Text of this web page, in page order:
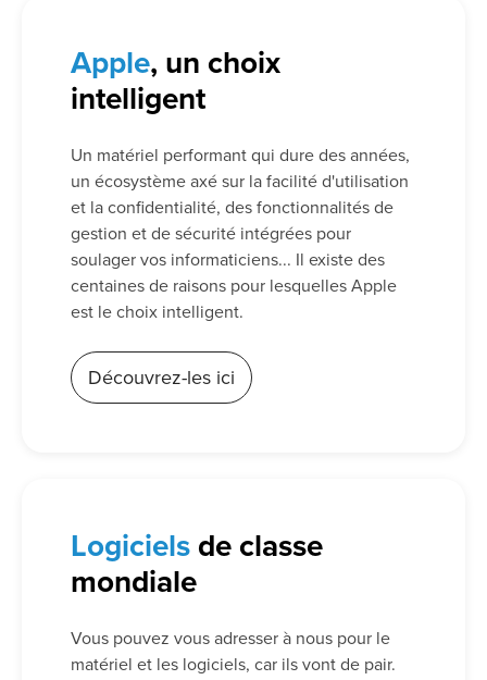
Apple, un choix
intelligent
Un matériel performant qui dure des années,
un écosystème axé sur la facilité d'utilisation
et la confidentialité, des fonctionnalités de
gestion et de sécurité intégrées pour
soulager vos informaticiens... Il existe des
centaines de raisons pour lesquelles Apple
est le choix intelligent.
Découvrez-les ici
Logicielsde classe
mondiale
Vous pouvez vous adresser à nous pour le
matériel et les logiciels, car ils vont de pair.